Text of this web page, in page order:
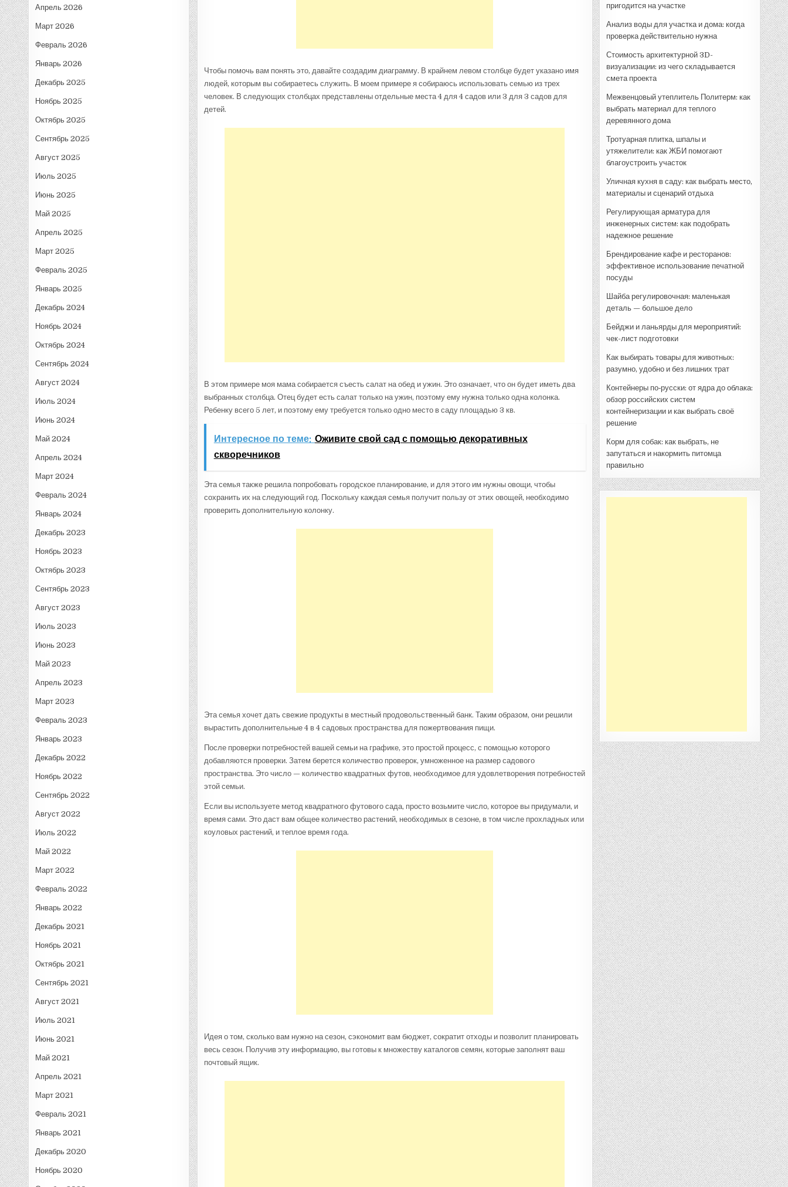
Апрель 2026
Март 2026
Февраль 2026
Январь 2026
Декабрь 2025
Ноябрь 2025
Октябрь 2025
Сентябрь 2025
Август 2025
Июль 2025
Июнь 2025
Май 2025
Апрель 2025
Март 2025
Февраль 2025
Январь 2025
Декабрь 2024
Ноябрь 2024
Октябрь 2024
Сентябрь 2024
Август 2024
Июль 2024
Июнь 2024
Май 2024
Апрель 2024
Март 2024
Февраль 2024
Январь 2024
Декабрь 2023
Ноябрь 2023
Октябрь 2023
Сентябрь 2023
Август 2023
Июль 2023
Июнь 2023
Май 2023
Апрель 2023
Март 2023
Февраль 2023
Январь 2023
Декабрь 2022
Ноябрь 2022
Сентябрь 2022
Август 2022
Июль 2022
Май 2022
Март 2022
Февраль 2022
Январь 2022
Декабрь 2021
Ноябрь 2021
Октябрь 2021
Сентябрь 2021
Август 2021
Июль 2021
Июнь 2021
Май 2021
Апрель 2021
Март 2021
Февраль 2021
Январь 2021
Декабрь 2020
Ноябрь 2020
Чтобы помочь вам понять это, давайте создадим диаграмму. В крайнем левом столбце будет указано имя
людей, которым вы собираетесь служить. В моем примере я собираюсь использовать семью из трех
человек. В следующих столбцах представлены отдельные места 4 для 4 садов или 3 для 3 садов для
детей.
В этом примере моя мама собирается съесть салат на обед и ужин. Это означает, что он будет иметь два
выбранных столбца. Отец будет есть салат только на ужин, поэтому ему нужна только одна колонка.
Ребенку всего 5 лет, и поэтому ему требуется только одно место в саду площадью 3 кв.
Интересное по теме: Оживите свой сад с помощью декоративных
скворечников
Эта семья также решила попробовать городское планирование, и для этого им нужны овощи, чтобы
сохранить их на следующий год. Поскольку каждая семья получит пользу от этих овощей, необходимо
проверить дополнительную колонку.
Эта семья хочет дать свежие продукты в местный продовольственный банк. Таким образом, они решили
вырастить дополнительные 4 в 4 садовых пространства для пожертвования пищи.
После проверки потребностей вашей семьи на графике, это простой процесс, с помощью которого
добавляются проверки. Затем берется количество проверок, умноженное на размер садового
пространства. Это число — количество квадратных футов, необходимое для удовлетворения потребностей
этой семьи.
Если вы используете метод квадратного футового сада, просто возьмите число, которое вы придумали, и
время сами. Это даст вам общее количество растений, необходимых в сезоне, в том числе прохладных или
коуловых растений, и теплое время года.
Идея о том, сколько вам нужно на сезон, сэкономит вам бюджет, сократит отходы и позволит планировать
весь сезон. Получив эту информацию, вы готовы к множеству каталогов семян, которые заполнят ваш
почтовый ящик.
пригодится на участке
Анализ воды для участка и дома: когда
проверка действительно нужна
Стоимость архитектурной 3D-
визуализации: из чего складывается
смета проекта
Межвенцовый утеплитель Политерм: как
выбрать материал для теплого
деревянного дома
Тротуарная плитка, шпалы и
утяжелители: как ЖБИ помогают
благоустроить участок
Уличная кухня в саду: как выбрать место,
материалы и сценарий отдыха
Регулирующая арматура для
инженерных систем: как подобрать
надежное решение
Брендирование кафе и ресторанов:
эффективное использование печатной
посуды
Шайба регулировочная: маленькая
деталь — большое дело
Бейджи и ланьярды для мероприятий:
чек-лист подготовки
Как выбирать товары для животных:
разумно, удобно и без лишних трат
Контейнеры по‑русски: от ядра до облака:
обзор российских систем
контейнеризации и как выбрать своё
решение
Корм для собак: как выбрать, не
запутаться и накормить питомца
правильно